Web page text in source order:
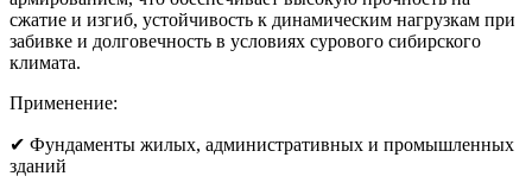
сжатие и изгиб, устойчивость к динамическим нагрузкам при
забивке и долговечность в условиях сурового сибирского
климата.
Применение:
✔ Фундаменты жилых, административных и промышленных
зданий